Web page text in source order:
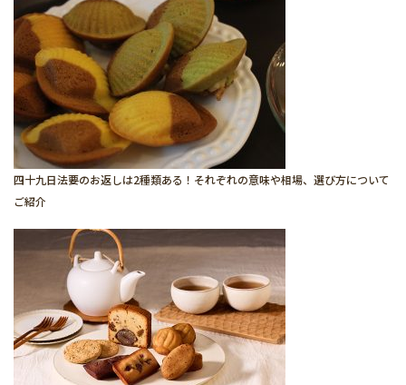
四十九日法要のお返しは2種類ある！それぞれの意味や相場、選び方について
ご紹介